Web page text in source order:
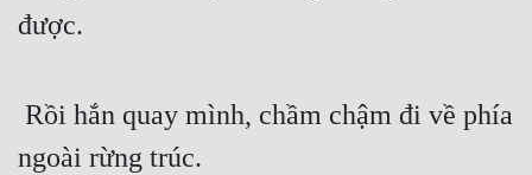
được.
ngoài rừng trúc.